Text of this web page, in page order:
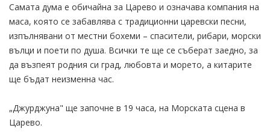
Самата дума е обичайна за Царево и означава компания на
маса, която се забавлява с традиционни царевски песни,
изпълнявани от местни бохеми – спасители, рибари, морски
вълци и поети по душа. Всички те ще се съберат заедно, за
да възпеят родния си град, любовта и морето, а китарите
ще бъдат неизменна час.
„Джурджуна" ще започне в 19 часа, на Морската сцена в
Царево.